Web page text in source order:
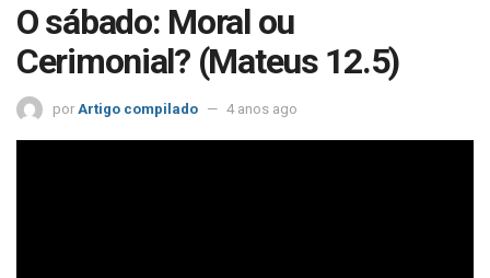
O sábado: Moral ou
Cerimonial? (Mateus 12.5)
por Artigo compilado 4 anos ago